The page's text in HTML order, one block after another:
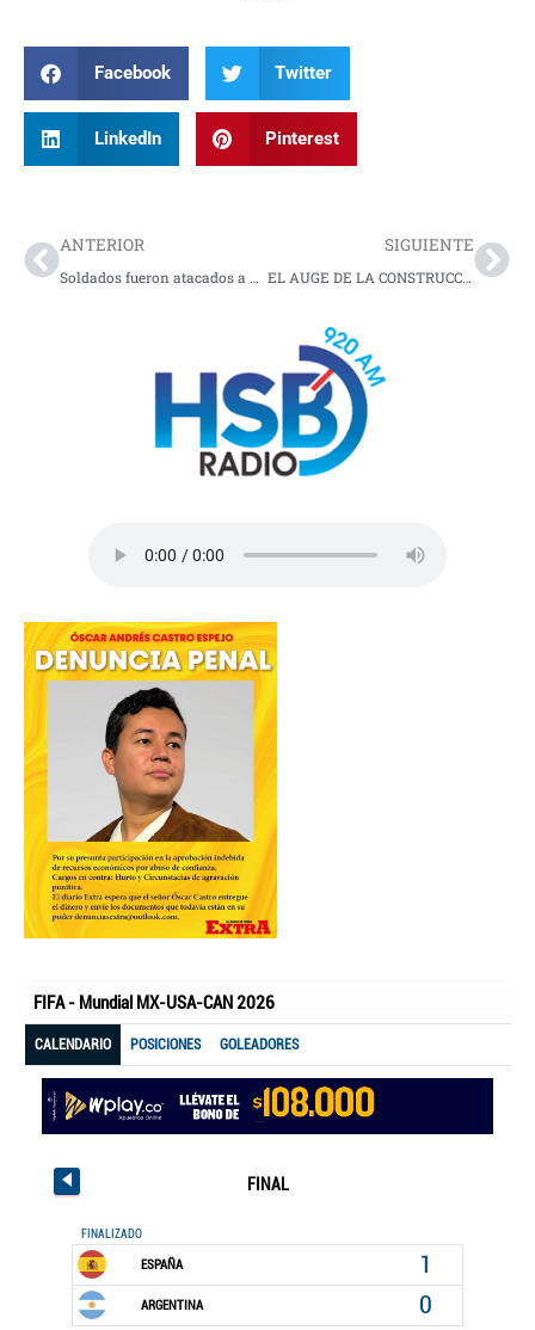
Facebook Twitter
LinkedIn Pinterest
ANTERIOR
Soldados fueron atacados a bala en la vía Binacional Espriella-Mataje
SIGUIENTE
EL AUGE DE LA CONSTRUCCIÓN